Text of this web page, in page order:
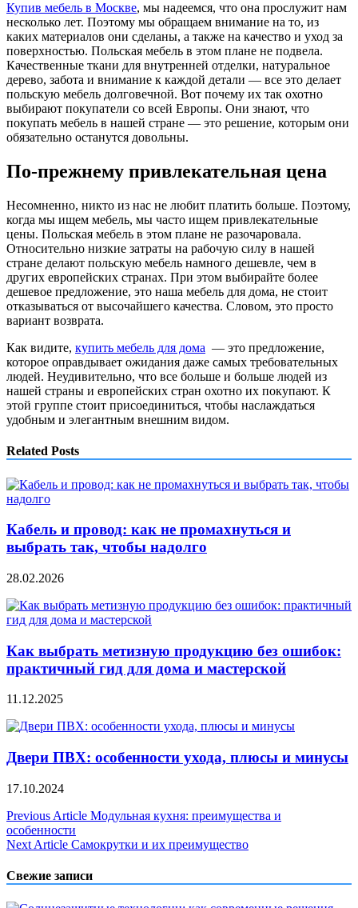
Купив мебель в Москве, мы надеемся, что она прослужит нам
несколько лет. Поэтому мы обращаем внимание на то, из
каких материалов они сделаны, а также на качество и уход за
поверхностью. Польская мебель в этом плане не подвела.
Качественные ткани для внутренней отделки, натуральное
дерево, забота и внимание к каждой детали — все это делает
польскую мебель долговечной. Вот почему их так охотно
выбирают покупатели со всей Европы. Они знают, что
покупать мебель в нашей стране — это решение, которым они
обязательно останутся довольны.
По-прежнему привлекательная цена
Несомненно, никто из нас не любит платить больше. Поэтому,
когда мы ищем мебель, мы часто ищем привлекательные
цены. Польская мебель в этом плане не разочаровала.
Относительно низкие затраты на рабочую силу в нашей
стране делают польскую мебель намного дешевле, чем в
других европейских странах. При этом выбирайте более
дешевое предложение, это наша мебель для дома, не стоит
отказываться от высочайшего качества. Словом, это просто
вариант возврата.
Как видите, купить мебель для дома — это предложение,
которое оправдывает ожидания даже самых требовательных
людей. Неудивительно, что все больше и больше людей из
нашей страны и европейских стран охотно их покупают. К
этой группе стоит присоединиться, чтобы наслаждаться
удобным и элегантным внешним видом.
Related Posts
Кабель и провод: как не промахнуться и
выбрать так, чтобы надолго
28.02.2026
Как выбрать метизную продукцию без ошибок:
практичный гид для дома и мастерской
11.12.2025
Двери ПВХ: особенности ухода, плюсы и минусы
17.10.2024
Навигация
по
Previous Article Модульная кухня: преимущества и
особенности
Next Article Самокрутки и их преимущество
Свежие записи